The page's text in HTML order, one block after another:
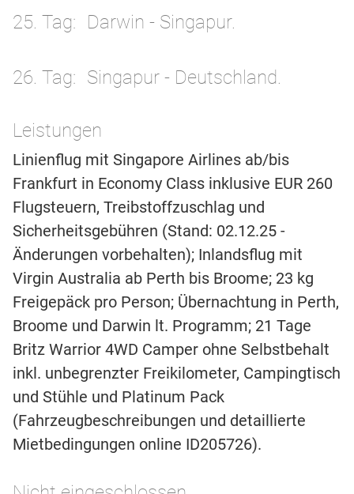
25. Tag Darwin - Singapur.
26. Tag Singapur - Deutschland.
Leistungen
Linienflug mit Singapore Airlines ab/bis
Frankfurt in Economy Class inklusive EUR 260
Flugsteuern, Treibstoffzuschlag und
Sicherheitsgebühren (Stand: 02.12.25 -
Änderungen vorbehalten); Inlandsflug mit
Virgin Australia ab Perth bis Broome; 23 kg
Freigepäck pro Person; Übernachtung in Perth,
Broome und Darwin lt. Programm; 21 Tage
Britz Warrior 4WD Camper ohne Selbstbehalt
inkl. unbegrenzter Freikilometer, Campingtisch
und Stühle und Platinum Pack
(Fahrzeugbeschreibungen und detaillierte
Mietbedingungen online ID205726).